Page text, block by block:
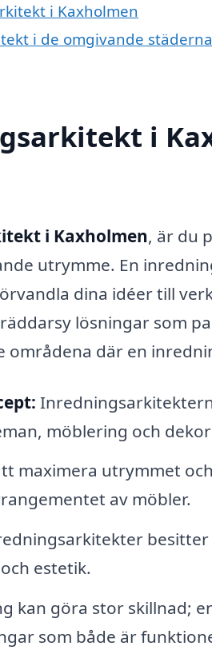
i Kaxholmen
i de omgivande
i
i Kaxholmen, är du
utrymme. En
dina idéer till
lösningar som
områdena där en
möblering och
maximera utrymmet
av möbler.
estetik.
kan göra stor skillnad;
som både är